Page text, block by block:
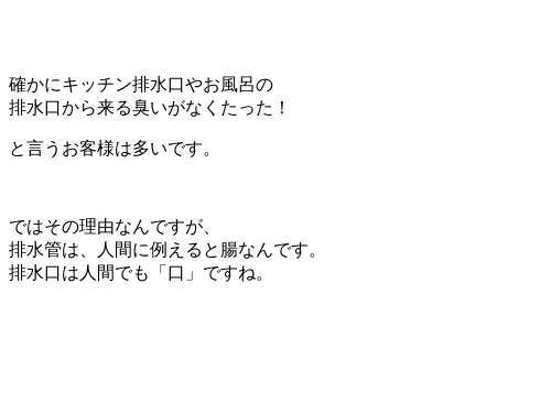
確かにキッチン排水口やお風呂の
排水口から来る臭いがなくたった！
と言うお客様は多いです。
ではその理由なんですが、
排水管は、人間に例えると腸なんです。
排水口は人間でも「口」ですね。